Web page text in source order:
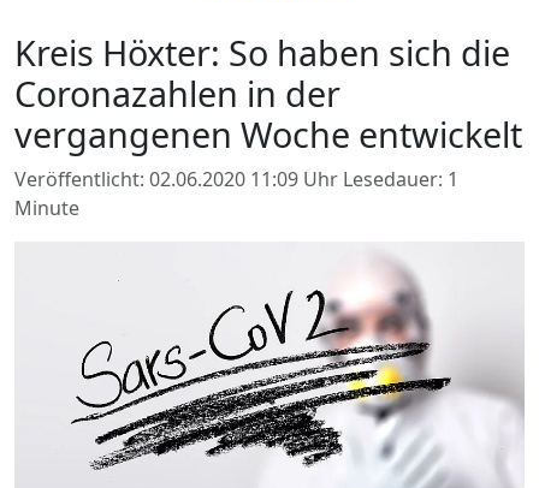
Kreis Höxter: So haben sich die
Coronazahlen in der
vergangenen Woche entwickelt
Veröffentlicht: 02.06.2020 11:09 Uhr Lesedauer: 1
Minute